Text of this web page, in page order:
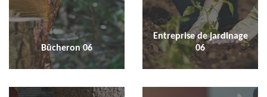
Bûcheron 06
Entreprise de jardinage
06